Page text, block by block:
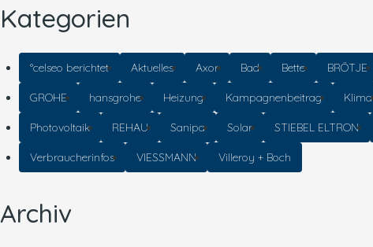
Kategorien
°celseo berichtet Aktuelles Axor Bad Bette BRÖTJE
GROHE hansgrohe Heizung Kampagnenbeitrag Klima
Photovoltaik REHAU Sanipa Solar STIEBEL ELTRON
Verbraucherinfos VIESSMANN Villeroy + Boch
Archiv